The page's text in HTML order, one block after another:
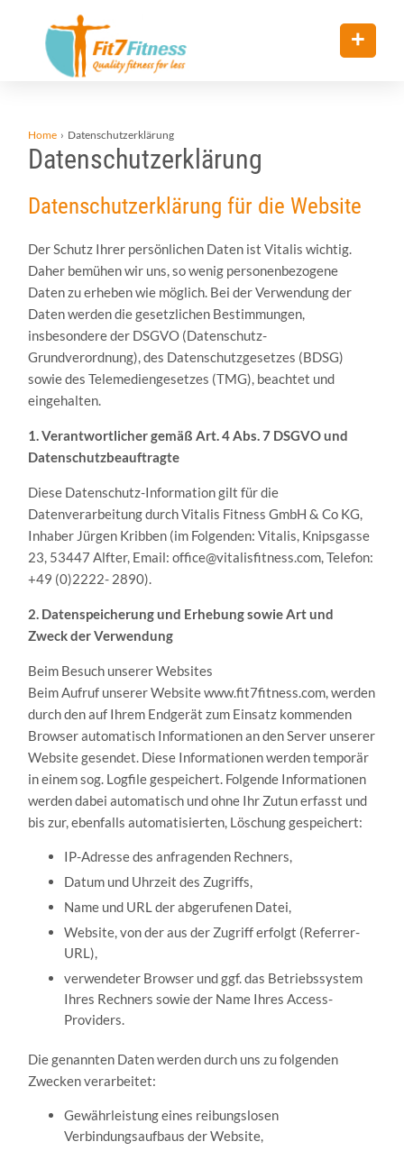
+
Home › Datenschutzerklärung
Datenschutzerklärung
Datenschutzerklärung für die Website
Der Schutz Ihrer persönlichen Daten ist Vitalis wichtig.
Daher bemühen wir uns, so wenig personenbezogene
Daten zu erheben wie möglich. Bei der Verwendung der
Daten werden die gesetzlichen Bestimmungen,
insbesondere der DSGVO (Datenschutz-
Grundverordnung), des Datenschutzgesetzes (BDSG)
sowie des Telemediengesetzes (TMG), beachtet und
eingehalten.
1. Verantwortlicher gemäß Art. 4 Abs. 7 DSGVO und
Datenschutzbeauftragte
Diese Datenschutz-Information gilt für die
Datenverarbeitung durch Vitalis Fitness GmbH & Co KG,
Inhaber Jürgen Kribben (im Folgenden: Vitalis, Knipsgasse
23, 53447 Alfter, Email: office@vitalisfitness.com, Telefon:
+49 (0)2222- 2890).
2. Datenspeicherung und Erhebung sowie Art und
Zweck der Verwendung
Beim Besuch unserer Websites
Beim Aufruf unserer Website www.fit7fitness.com, werden
durch den auf Ihrem Endgerät zum Einsatz kommenden
Browser automatisch Informationen an den Server unserer
Website gesendet. Diese Informationen werden temporär
in einem sog. Logfile gespeichert. Folgende Informationen
werden dabei automatisch und ohne Ihr Zutun erfasst und
bis zur, ebenfalls automatisierten, Löschung gespeichert:
IP-Adresse des anfragenden Rechners,
Datum und Uhrzeit des Zugriffs,
Name und URL der abgerufenen Datei,
Website, von der aus der Zugriff erfolgt (Referrer-
URL),
verwendeter Browser und ggf. das Betriebssystem
Ihres Rechners sowie der Name Ihres Access-
Providers.
Die genannten Daten werden durch uns zu folgenden
Zwecken verarbeitet:
Gewährleistung eines reibungslosen
Verbindungsaufbaus der Website,